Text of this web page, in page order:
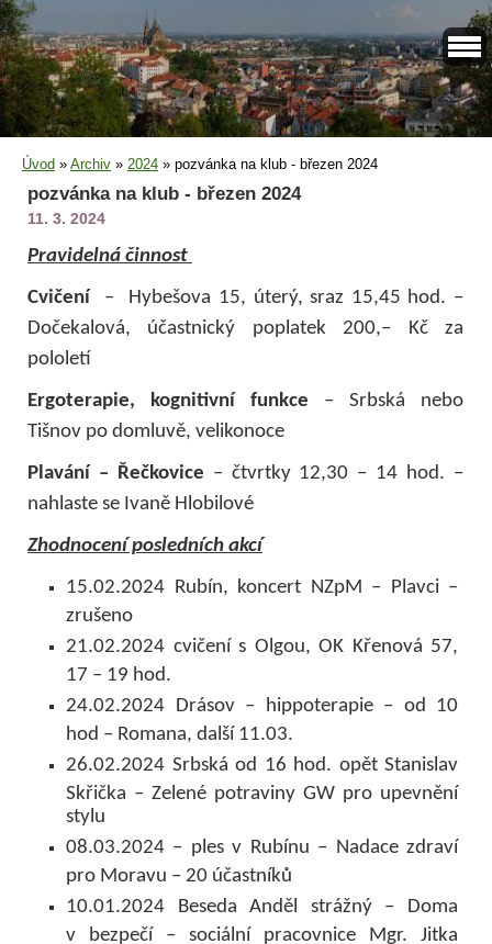
Úvod » Archiv » 2024 » pozvánka na klub - březen 2024
pozvánka na klub - březen 2024
11. 3. 2024
Pravidelná činnost
Cvičení
– Hybešova 15, úterý, sraz 15,45 hod. –
Dočekalová, účastnický poplatek200,– Kč za
pololetí
Ergoterapie, kognitivní funkce – Srbská nebo
Tišnov po domluvě, velikonoce
Plavání – Řečkovice – čtvrtky 12,30 – 14 hod. –
nahlaste se Ivaně Hlobilové
Zhodnocení posledních akcí
15.02.2024 Rubín, koncert NZpM – Plavci –
zrušeno
21.02.2024 cvičení s Olgou, OK Křenová 57,
17 – 19 hod.
24.02.2024 Drásov – hippoterapie – od 10
hod – Romana, další 11.03.
26.02.2024 Srbská od 16 hod. opět Stanislav
Skřička – Zelené potraviny GW pro upevnění
stylu
08.03.2024 – ples v Rubínu – Nadace zdraví
pro Moravu – 20 účastníků
10.01.2024 Beseda Anděl strážný – Doma
v bezpečí – sociální pracovnice Mgr. Jitka